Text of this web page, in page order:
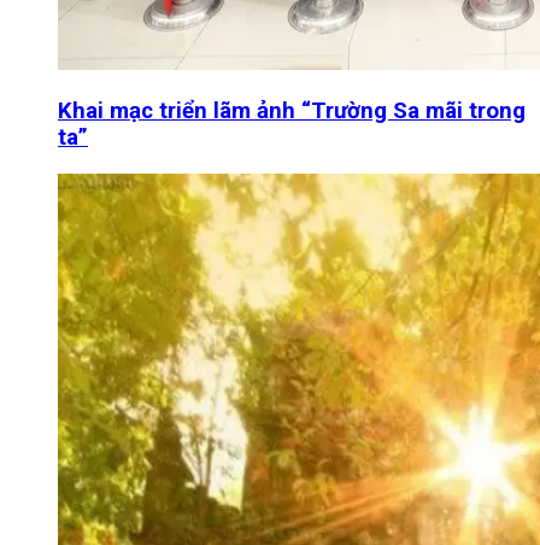
Khai mạc triển lãm ảnh “Trường Sa mãi trong
ta”